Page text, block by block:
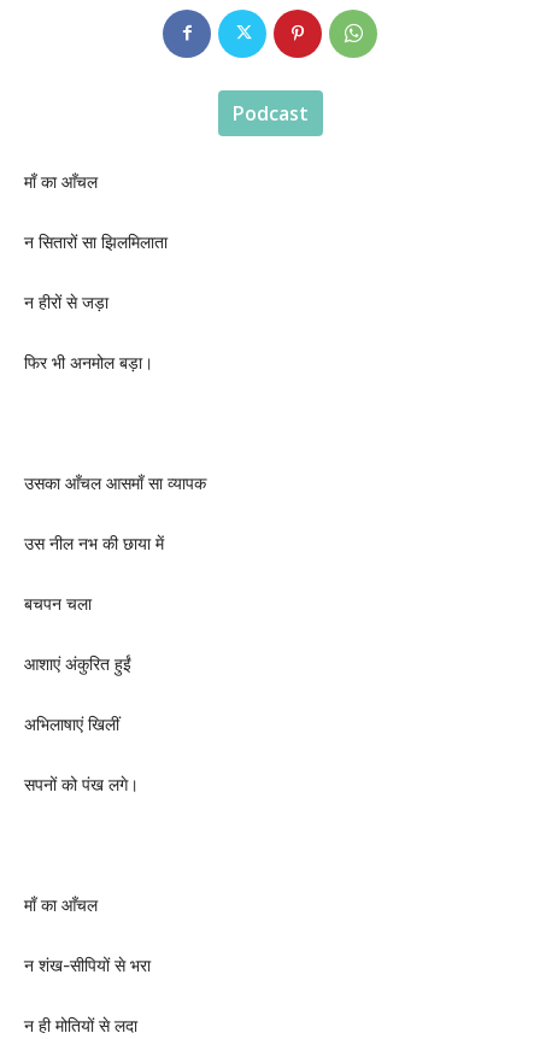
Podcast
माँ का आँचल
न सितारों सा झिलमिलाता
न हीरों से जड़ा
फिर भी अनमोल बड़ा।
उसका आँचल आसमाँ सा व्यापक
उस नील नभ की छाया में
बचपन चला
आशाएं अंकुरित हुईं
अभिलाषाएं खिलीं
सपनों को पंख लगे।
माँ का आँचल
न शंख-सीपियों से भरा
न ही मोतियों से लदा